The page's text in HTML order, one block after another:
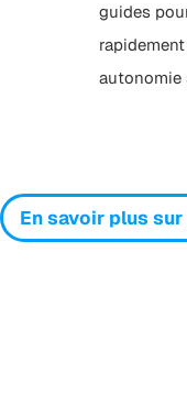
guides
autonomie
En savoir plus